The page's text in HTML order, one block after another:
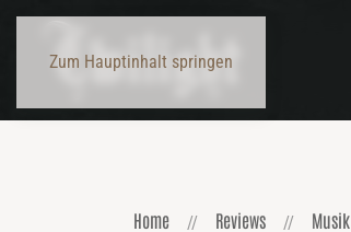
Zum Hauptinhalt springen
Home Reviews Musik